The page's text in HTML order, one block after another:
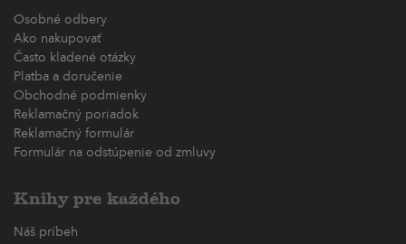
Osobné odbery
Ako nakupovať
Často kladené otázky
Platba a doručenie
Obchodné podmienky
Reklamačný poriadok
Reklamačný formulár
Formulár na odstúpenie od zmluvy
Knihy pre každého
Náš príbeh